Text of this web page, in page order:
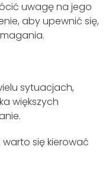
uwagę na jego
aby upewnić się,
sytuacjach,
większych
warto się kierować